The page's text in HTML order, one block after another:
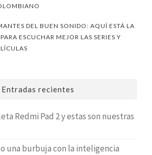
DEL BUEN SONIDO: AQUÍ ESTÁ LA
ESCUCHAR MEJOR LAS SERIES Y
Entradas recientes
Redmi Pad 2 y estas son nuestras
una burbuja con la inteligencia